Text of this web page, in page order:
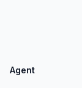
Agent